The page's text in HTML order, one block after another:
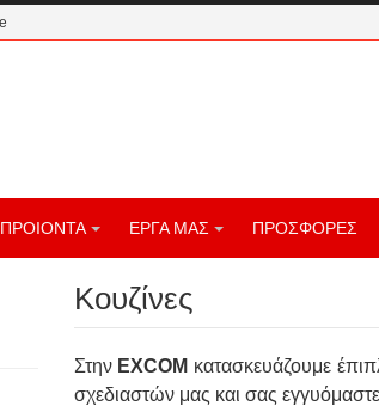
ΠΡΟΙΟΝΤΑ ΕΡΓΑ ΜΑΣ ΠΡΟΣΦΟΡΕΣ
Κουζίνες
Στην EXCOM κατασκευάζουμε
σχεδιαστών μας και σας